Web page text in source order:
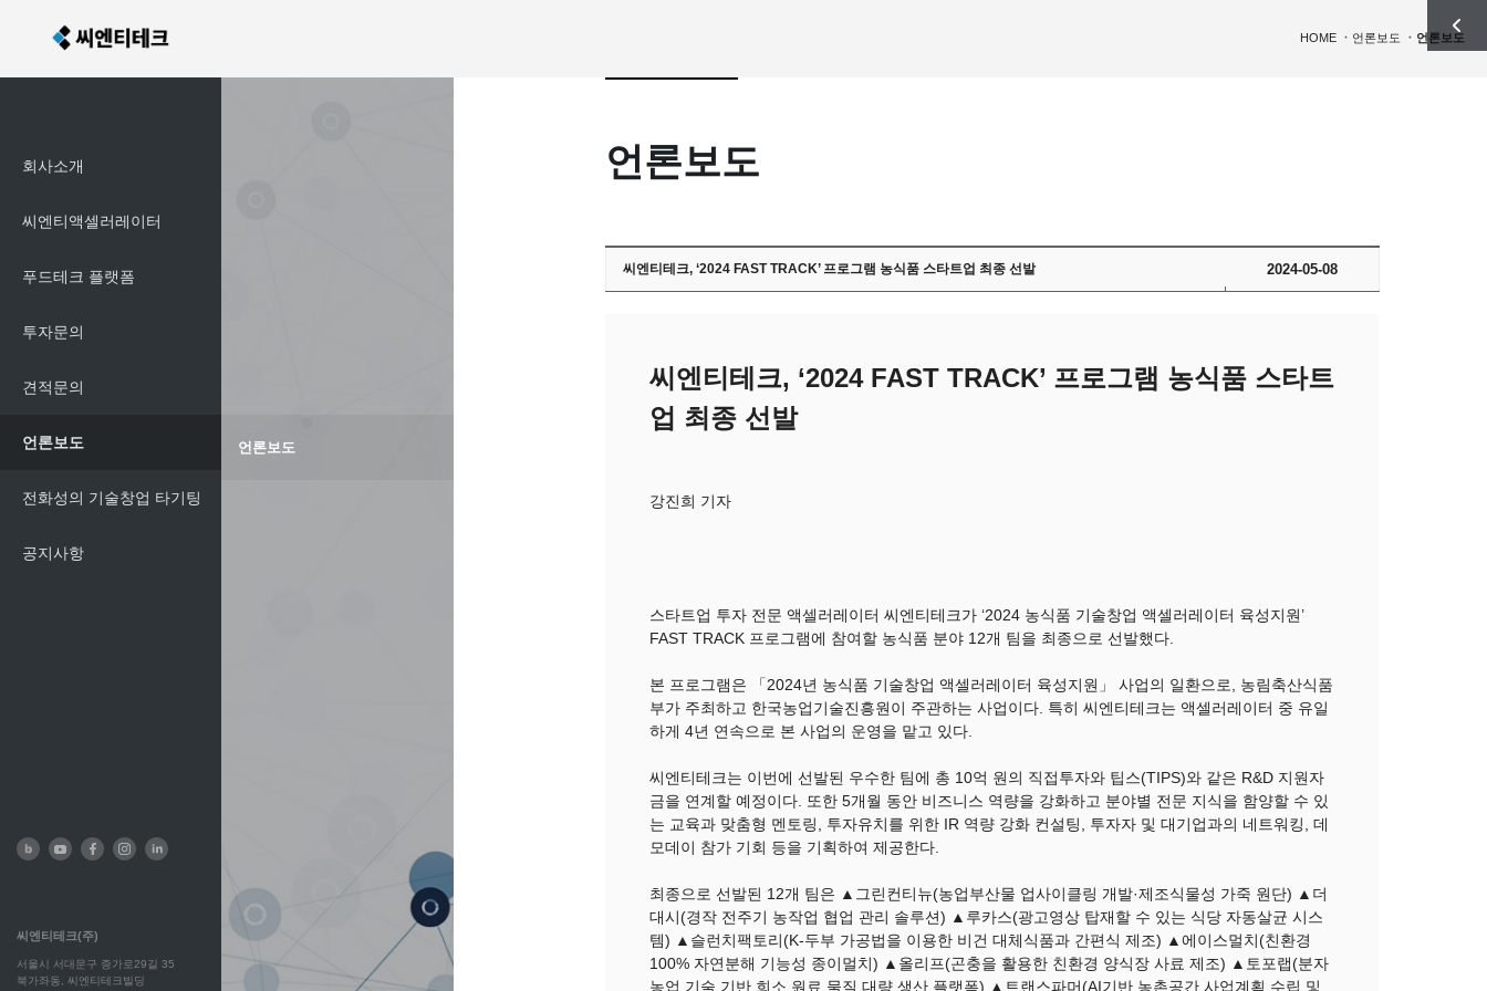
회사소개
씨엔티액셀러레이터
푸드테크 플랫폼
투자문의
견적문의
언론보도 언론보도
전화성의 기술창업 타기팅
공지사항
HOME 언론보도 언론보도
언론보도
씨엔티테크, ‘2024 FAST TRACK’ 프로그램 농식품 스타트업 최종 선발 2024-05-08
씨엔티테크, ‘2024 FAST TRACK’ 프로그램 농식품 스타트
업 최종 선발
강진희 기자
스타트업 투자 전문 액셀러레이터 씨엔티테크가 ‘2024 농식품 기술창업 액셀러레이터 육성지원’
FAST TRACK 프로그램에 참여할 농식품 분야 12개 팀을 최종으로 선발했다.
본 프로그램은 「2024년 농식품 기술창업 액셀러레이터 육성지원」 사업의 일환으로, 농림축산식품
부가 주최하고 한국농업기술진흥원이 주관하는 사업이다. 특히 씨엔티테크는 액셀러레이터 중 유일
하게 4년 연속으로 본 사업의 운영을 맡고 있다.
씨엔티테크는 이번에 선발된 우수한 팀에 총 10억 원의 직접투자와 팁스(TIPS)와 같은 R&D 지원자
금을 연계할 예정이다. 또한 5개월 동안 비즈니스 역량을 강화하고 분야별 전문 지식을 함양할 수 있
는 교육과 맞춤형 멘토링, 투자유치를 위한 IR 역량 강화 컨설팅, 투자자 및 대기업과의 네트워킹, 데
모데이 참가 기회 등을 기획하여 제공한다.
최종으로 선발된 12개 팀은 ▲그린컨티뉴(농업부산물 업사이클링 개발·제조식물성 가죽 원단) ▲더
대시(경작 전주기 농작업 협업 관리 솔루션) ▲루카스(광고영상 탑재할 수 있는 식당 자동살균 시스
템) ▲슬런치팩토리(K-두부 가공법을 이용한 비건 대체식품과 간편식 제조) ▲에이스멀치(친환경
100% 자연분해 기능성 종이멀치) ▲올리프(곤충을 활용한 친환경 양식장 사료 제조) ▲토포랩(분자
농업 기술 기반 희소 원료 물질 대량 생산 플랫폼) ▲트랜스파머(AI기반 농촌공간 사업계획 수립 및
씨엔티테크(주)
서울시 서대문구 증가로29길 35
북가좌동, 씨엔티테크빌딩